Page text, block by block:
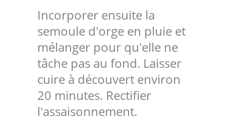
Incorporer ensuite la
semoule d'orge en pluie et
mélanger pour qu'elle ne
tâche pas au fond. Laisser
cuire à découvert environ
20 minutes. Rectifier
l'assaisonnement.